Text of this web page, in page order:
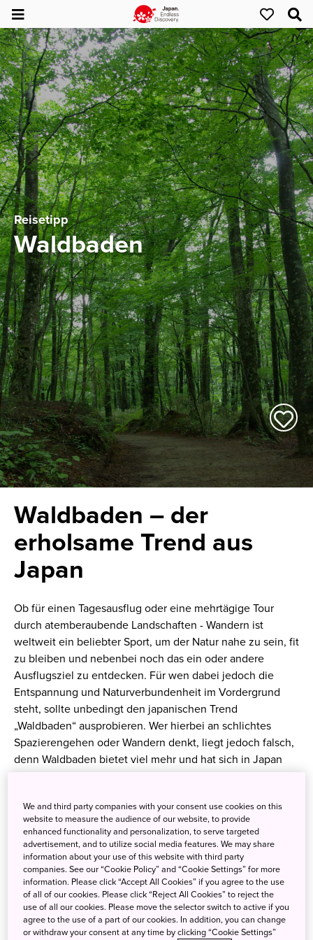
Reisetipp
Waldbaden
Waldbaden – der
erholsame Trend aus
Japan
Ob für einen Tagesausflug oder eine mehrtägige Tour
durch atemberaubende Landschaften - Wandern ist
weltweit ein beliebter Sport, um der Natur nahe zu sein, fit
zu bleiben und nebenbei noch das ein oder andere
Ausflugsziel zu entdecken. Für wen dabei jedoch die
Entspannung und Naturverbundenheit im Vordergrund
steht, sollte unbedingt den japanischen Trend
„Waldbaden“ ausprobieren. Wer hierbei an schlichtes
Spazierengehen oder Wandern denkt, liegt jedoch falsch,
denn Waldbaden bietet viel mehr und hat sich in Japan
bereits als Teil der Gesundheitsvorsorge etabliert.
We and third party companies with your consent use cookies on this
website to measure the audience of our website, to provide
enhanced functionality and personalization, to serve targeted
advertisement, and to utilize social media features. We may share
information about your use of this website with third party
companies. See our “Cookie Policy” and “Cookie Settings” for more
information. Please click “Accept All Cookies” if you agree to the use
of all of our cookies. Please click “Reject All Cookies” to reject the
use of all our cookies. Please move the selector switch to active if you
agree to the use of a part of our cookies. In addition, you can change
or withdraw your consent at any time by clicking “Cookie Settings”